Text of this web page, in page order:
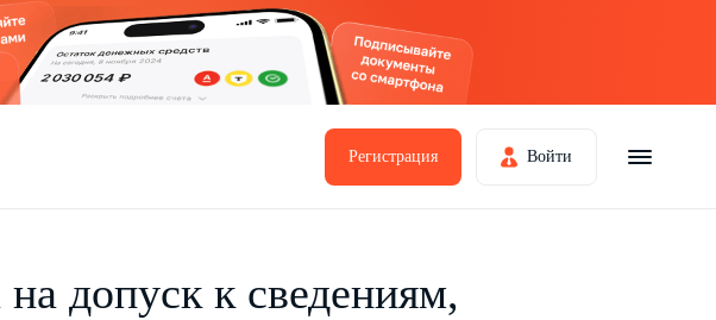
Регистрация Войти
допуск к сведениям,